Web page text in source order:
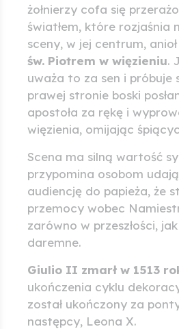
żołnierzy cofa się
światłem, które rozjaśnia
sceny, w jej centrum,
św. Piotrem w więzieniu.
uważa to za sen i próbuje
prawej stronie boski
apostoła za rękę i
więzienia, omijając
Scena ma silną wartość
przypomina osobom
audiencję do papieża, że
przemocy wobec
zarówno w przeszłości,
daremne.
Giulio II zmarł w 1513
ukończenia cyklu
został ukończony za
następcy, Leona X.